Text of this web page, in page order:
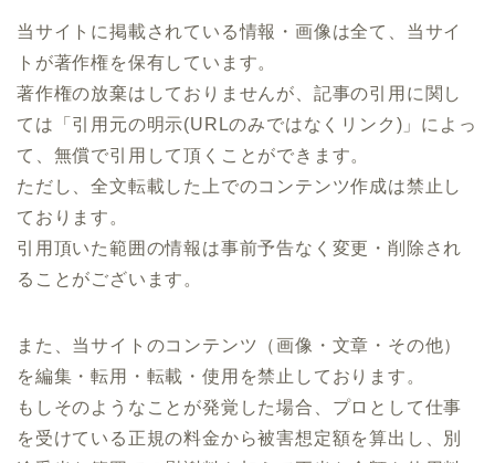
当サイトに掲載されている情報・画像は全て、当サイ
トが著作権を保有しています。
著作権の放棄はしておりませんが、記事の引用に関し
ては「引用元の明示(URLのみではなくリンク)」によっ
て、無償で引用して頂くことができます。
ただし、全文転載した上でのコンテンツ作成は禁止し
ております。
引用頂いた範囲の情報は事前予告なく変更・削除され
ることがございます。
また、当サイトのコンテンツ（画像・文章・その他）
を編集・転用・転載・使用を禁止しております。
もしそのようなことが発覚した場合、プロとして仕事
を受けている正規の料金から被害想定額を算出し、別